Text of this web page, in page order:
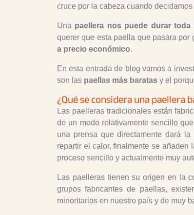
cruce por la cabeza cuando
Una paellera nos puede durar toda
querer que esta paella que pasara
a precio económico.
En esta entrada de blog vamos a
son las paellas más baratas y el
¿Qué se considera una paellera
Las paelleras tradicionales están
de un modo relativamente sencillo
una prensa que directamente dará
repartir el calor, finalmente se
proceso sencillo y actualmente muy
Las paelleras tienen su origen en la
grupos fabricantes de paellas,
minoritarios en nuestro país y de muy